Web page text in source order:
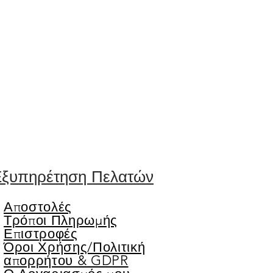
Πελατών
Αποστολές
Τρόποι Πληρωμής
Επιστροφές
Όροι Χρήσης/Πολιτική
απορρήτου & GDPR